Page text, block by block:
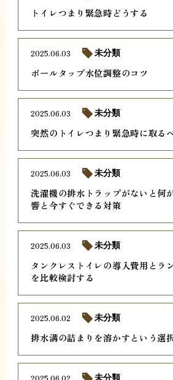
トイレつまり緊急時どうする
ボールタップ水位調整のコツ
2025.06.03 未分類
突然のトイレつまり緊急時に取る
2025.06.03 未分類
洗濯機の排水トラップがないと何
響と今すぐできる対策
2025.06.03 未分類
タンクレストイレの導入費用とラ
を比較検討する
2025.06.03 未分類
排水溝の詰まりを溶かすという選
2025.06.02 未分類
未分類